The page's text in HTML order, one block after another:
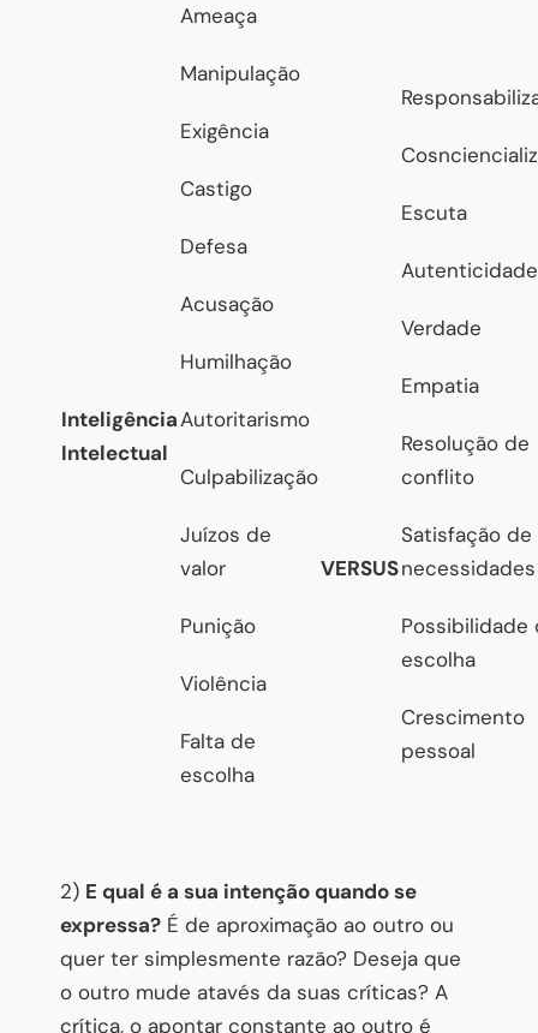
Inteligência
Intelectual
Ameaça
Manipulação
Exigência
Castigo
Defesa
Acusação
Humilhação
Autoritarismo
Culpabilização
Juízos de
valor
Punição
Violência
Falta de
escolha
VERSUS
Escuta
Autenticidade
Verdade
Empatia
Resolução de
conflito
Satisfação de
necessidades
Possibilidade
escolha
Crescimento
pessoal
2) E qual é a sua intenção quando se
expressa? É de aproximação ao outro ou
quer ter simplesmente razão? Deseja que
o outro mude atavés da suas críticas? A
crítica, o apontar constante ao outro é